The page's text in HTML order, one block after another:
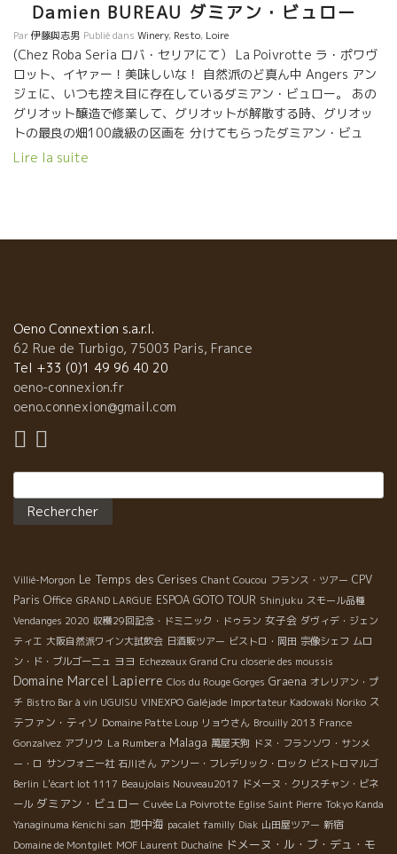
Damien BUREAU ダミアン・ビュロー
Par伊藤與志男 Publié dans Winery, Resto, Loire
(Chez Roba Seria ロバ・セリアにて） La Poivrotte ラ・ポワヴ
ロット、イヤァー！美味しいな！ 自然派のど真ん中 Angers アン
ジェに、いつも控え目に存在しているダミアン・ビュロー。 あの
グリオット醸造で修業して、グリオットが解散する時、グリオッ
トの最良の畑100歳級の区画を 分けてもらったダミアン・ビュ
ロ。いつもニコニコして、モクモクと働くダイミアン。 ダミアン
寝かしておいたものしか使わない。 実にやさしいくて美味しい。
お腹がふくれない。消化がすこぶる良い。 その上、ワインのセレ
クションが美味しい自然なものばかり。 店長のヴァンサン
Vincent も実に気持ちのいいヤツ。 レストランは、まず気持ちの
いいところが一番！ どんなに美味しくても、気持ちのよくないと
自家製のレモンチェロをサーヴィスしてくれる。これがまた美味
Lire la suite
Oeno Connextion s.a.r.l.
62 Rue de Turbigo, 75003 Paris, France
Tel +33 (0)1 49 96 40 20
oeno-connexion.fr
oeno.connexion@gmail.com
Villié-Morgon Le Temps des Cerises Chant Coucou フランス・ツアー CPV
Paris Office GRAND LARGUE ESPOA GOTO TOUR Shinjuku スモール品種
Vendanges 2020 収穫29回記念・ドミニック・ドゥラン 女子会 ダヴィデ・ジェン
ティエ 大阪自然派ワイン大試飲会 日酒販ツアー ビストロ・岡田 宗像シェフ ムロ
ン・ド・ブルゴーニュ ヨヨ Echezeaux Grand Cru closerie des moussis
Domaine Marcel Lapierre Clos du Rouge Gorges Graena オレリアン・プ
チ Bistro Bar à vin UGUISU VINEXPO Galéjade Importateur Kadowaki Noriko ス
テファン・ティソ Domaine Patte Loup リョウさん Brouilly 2013 France
Gonzalvez アブリウ La Rumbera Malaga 萬屋天狗 ドヌ・フランソワ・サンメ
ー・ロ サンフォニー社 石川さん アンリー・フレデリック・ロック ビストロマルゴ
Berlin L'écart lot 1117 Beaujolais Nouveau2017 ドメーヌ・クリスチャン・ビネ
ール ダミアン・ビュロー Cuvée La Poivrotte Eglise Saint Pierre Tokyo Kanda
Yanaginuma Kenichi san 地中海 pacalet familly Diak 山田屋ツアー 新宿
Domaine de Montgilet MOF Laurent Duchaîne ドメーヌ・ル・ブ・デュ・モ